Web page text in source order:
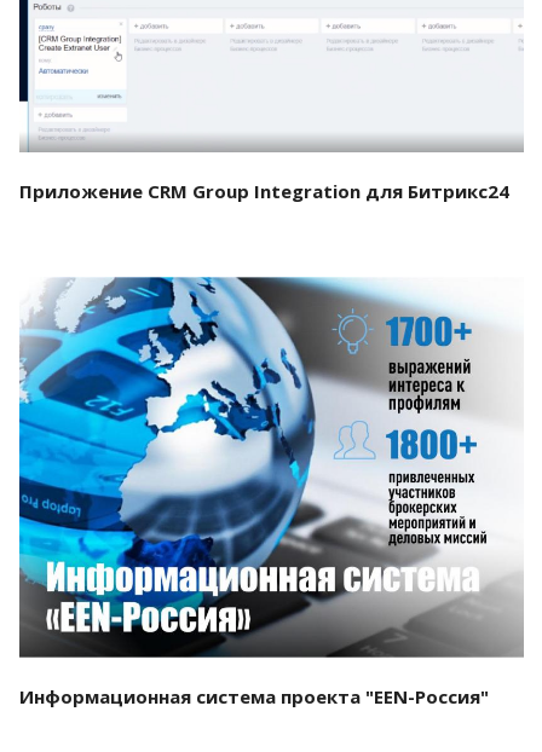
Смотреть проект
Приложение CRM Group Integration для Битрикс24
Смотреть проект
Информационная система проекта "EEN-Россия"